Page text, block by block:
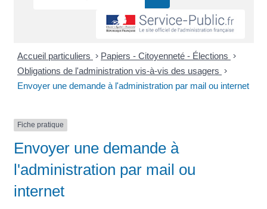
Accueil particuliers > Papiers - Citoyenneté - Élections >
Obligations de l'administration vis-à-vis des usagers >
Envoyer une demande à l'administration par mail ou internet
Fiche pratique
Envoyer une demande à
l'administration par mail ou
internet